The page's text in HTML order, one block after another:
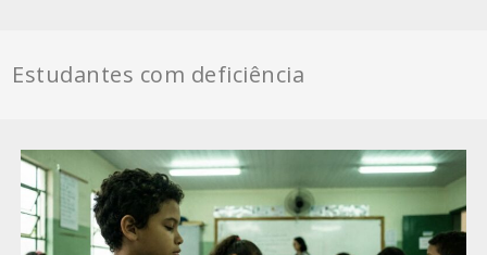
Estudantes com deficiência